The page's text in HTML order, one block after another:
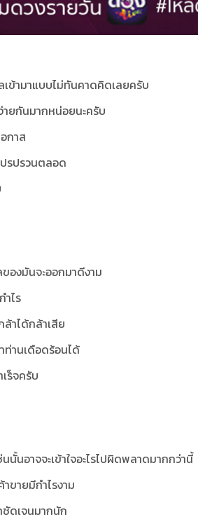
เข้ามาแบบไม่ทันคาดคิดเลยครับ
ายกันมากหน่อยนะครับ
กาส
รปรวนตลอด
องมันจะออกมาดีงาม
ำไร
าได้กล้าเสีย
ท่านเดือดร้อนได้
ร็จครับ
นั้นอาจจะเข้าใจอะไรไปผิดพลาดมากกว่านี้
าขายมีกำไรงาม
ดเจนมากนัก